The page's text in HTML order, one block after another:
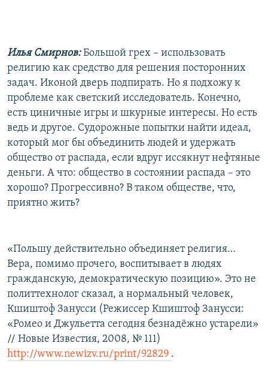
Илья Смирнов:Большой грех – использовать
религию как средство для решения посторонних
задач. Иконой дверь подпирать. Но я подхожу к
проблеме как светский исследователь. Конечно,
есть циничные игры и шкурные интересы. Но есть
ведь и другое. Судорожные попытки найти идеал,
который мог бы объединить людей и удержать
общество от распада, если вдруг иссякнут нефтяные
деньги. А что: общество в состоянии распада – это
хорошо? Прогрессивно? В таком обществе, что,
приятно жить?
«Польшу действительно объединяет религия…
Вера, помимо прочего, воспитывает в людях
гражданскую, демократическую позицию». Это не
политтехнолог сказал, а нормальный человек,
Кшиштоф Занусси (Режиссер Кшиштоф Занусси:
«Ромео и Джульетта сегодня безнадёжно устарели»
// Новые Известия, 2008, № 111)
http://www.newizv.ru/print/92829 .